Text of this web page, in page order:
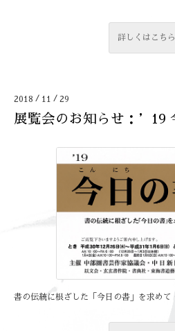
詳しくはこち
2018 / 11 / 29
展覧会のお知らせ：’19
書の伝統に根ざした「今日の書」を求めて